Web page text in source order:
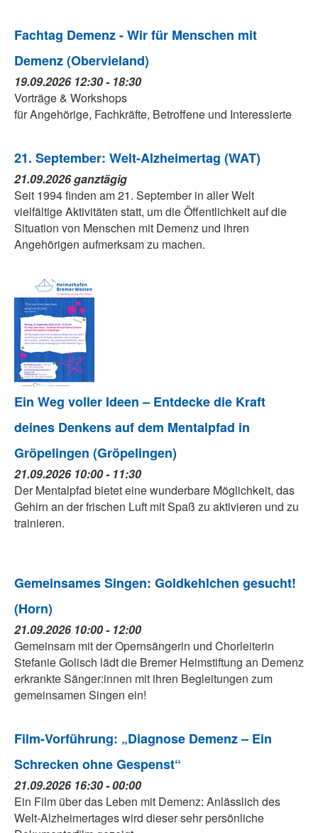
Fachtag Demenz - Wir für Menschen mit
Demenz (Obervieland)
19.09.2026 12:30 - 18:30
Vorträge & Workshops
für Angehörige, Fachkräfte, Betroffene und Interessierte
21. September: Welt-Alzheimertag (WAT)
21.09.2026 ganztägig
Seit 1994 finden am 21. September in aller Welt
vielfältige Aktivitäten statt, um die Öffentlichkeit auf die
Situation von Menschen mit Demenz und ihren
Angehörigen aufmerksam zu machen.
Ein Weg voller Ideen – Entdecke die Kraft
deines Denkens auf dem Mentalpfad in
Gröpelingen (Gröpelingen)
21.09.2026 10:00 - 11:30
Der Mentalpfad bietet eine wunderbare Möglichkeit, das
Gehirn an der frischen Luft mit Spaß zu aktivieren und zu
trainieren.
Gemeinsames Singen: Goldkehlchen gesucht!
(Horn)
21.09.2026 10:00 - 12:00
Gemeinsam mit der Opernsängerin und Chorleiterin
Stefanie Golisch lädt die Bremer Heimstiftung an Demenz
erkrankte Sänger:innen mit ihren Begleitungen zum
gemeinsamen Singen ein!
Film-Vorführung: „Diagnose Demenz – Ein
Schrecken ohne Gespenst“
21.09.2026 16:30 - 00:00
Ein Film über das Leben mit Demenz: Anlässlich des
Welt-Alzheimertages wird dieser sehr persönliche